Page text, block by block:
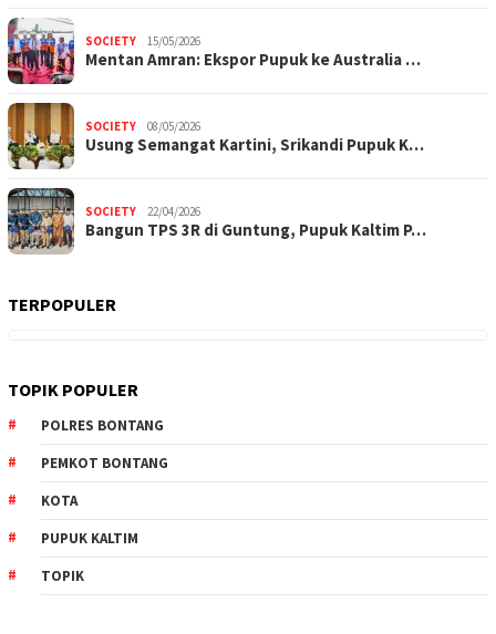
SOCIETY 15/05/2026
Mentan Amran: Ekspor Pupuk ke Australia …
SOCIETY 08/05/2026
Usung Semangat Kartini, Srikandi Pupuk K…
SOCIETY 22/04/2026
Bangun TPS 3R di Guntung, Pupuk Kaltim P…
TERPOPULER
TOPIK POPULER
POLRES BONTANG
PEMKOT BONTANG
KOTA
PUPUK KALTIM
TOPIK